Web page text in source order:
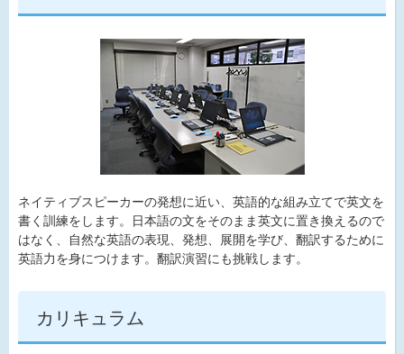
ネイティブスピーカーの発想に近い、英語的な組み立てで英文を
書く訓練をします。日本語の文をそのまま英文に置き換えるので
はなく、自然な英語の表現、発想、展開を学び、翻訳するために
英語力を身につけます。翻訳演習にも挑戦します。
カリキュラム